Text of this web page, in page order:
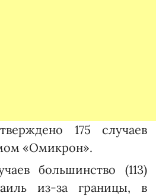
175 случаев
«Омикрон».
большинство (113)
из-за границы, в